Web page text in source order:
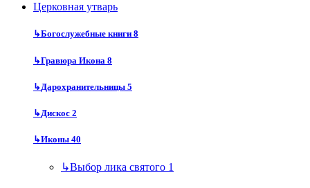
Церковная утварь
↳Богослужебные книги 8
↳Гравюра Икона 8
↳Дарохранительницы 5
↳Дискос 2
↳Иконы 40
↳Выбор лика святого 1